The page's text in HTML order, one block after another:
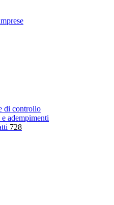
di controllo
adempimenti
728